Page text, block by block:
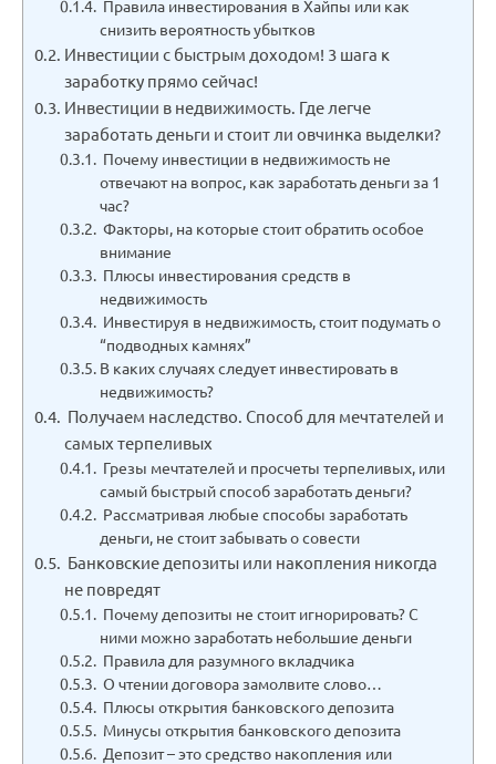
Правила инвестирования в Хайпы или как
снизить вероятность убытков
Инвестиции с быстрым доходом! 3 шага к
заработку прямо сейчас!
Инвестиции в недвижимость. Где легче
заработать деньги и стоит ли овчинка выделки?
Почему инвестиции в недвижимость не
отвечают на вопрос, как заработать деньги за 1
час?
Факторы, на которые стоит обратить особое
внимание
Плюсы инвестирования средств в
недвижимость
Инвестируя в недвижимость, стоит подумать о
“подводных камнях”
В каких случаях следует инвестировать в
недвижимость?
Получаем наследство. Способ для мечтателей и
самых терпеливых
Грезы мечтателей и просчеты терпеливых, или
самый быстрый способ заработать деньги?
Рассматривая любые способы заработать
деньги, не стоит забывать о совести
Банковские депозиты или накопления никогда
не повредят
Почему депозиты не стоит игнорировать? С
ними можно заработать небольшие деньги
Правила для разумного вкладчика
О чтении договора замолвите слово…
Плюсы открытия банковского депозита
Минусы открытия банковского депозита
Депозит – это средство накопления или